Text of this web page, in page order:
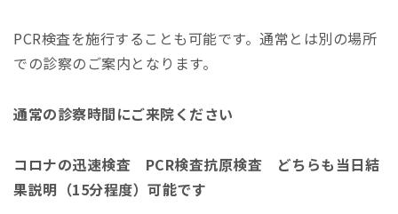
PCR検査を施行することも可能です。通常とは別の場所
での診察のご案内となります。
通常の診察時間にご来院ください
コロナの迅速検査 PCR検査抗原検査 どちらも当日結
果説明（15分程度）可能です